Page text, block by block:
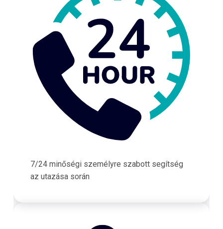
7/24 minőségi személyre szabott segítség
az utazása során